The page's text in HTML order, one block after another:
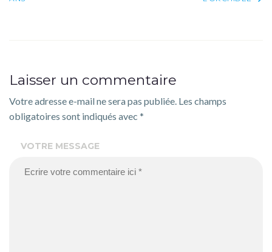
de
Laisser un commentaire
Votre adresse e-mail ne sera pas publiée. Les champs
obligatoires sont indiqués avec *
VOTRE MESSAGE